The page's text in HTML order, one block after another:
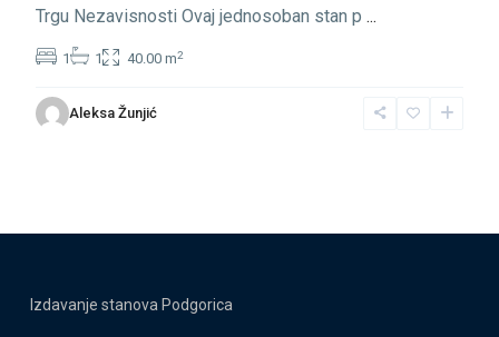
Trgu Nezavisnosti Ovaj jednosoban stan p ...
1 1 40.00 m2
Aleksa Žunjić
Izdavanje stanova Podgorica